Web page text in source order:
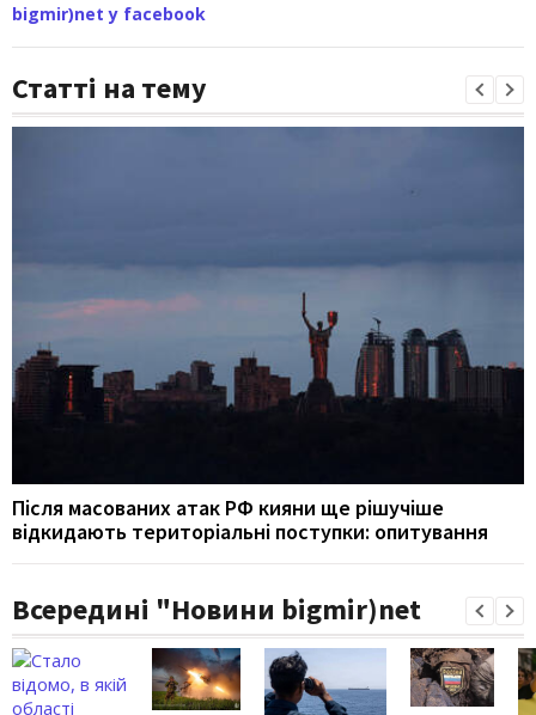
bigmir)net у facebook
Статті на тему
Після масованих атак РФ кияни ще рішучіше
відкидають територіальні поступки: опитування
Всередині "Новини bigmir)net